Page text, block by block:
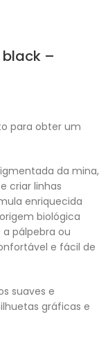
black –
para obter um
da mina,
criar linhas
enriquecida
biológica
pálpebra ou
e fácil de
suaves e
gráficas e